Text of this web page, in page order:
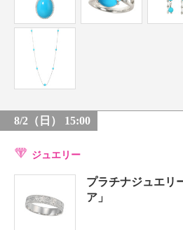
8/2（日） 15:00
ジュエリー
プラチナジュエリ
ア」